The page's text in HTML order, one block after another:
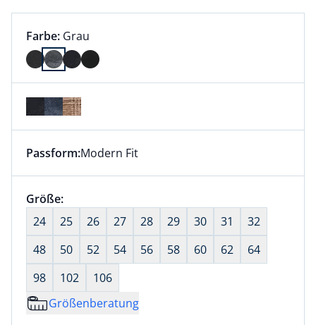
Farbauswahl:
Farbe: aktuell ausgewählt:
Grau
Farbe Grau ausgewählt
Dieser Artikel hat die Passform Modern Fit. für
Passform:Modern Fit
Größenauswahl:
Größe:nichts ausgewählt
24
25 26 27 28 29 30 31
32
48
50 52 54 56 58 60 62
64
98
102
106
Größenberatung